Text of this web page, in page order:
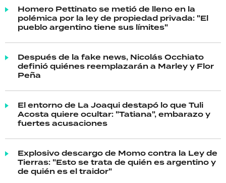
Homero Pettinato se metió de lleno en la
polémica por la ley de propiedad privada: "El
pueblo argentino tiene sus límites"
Después de la fake news, Nicolás Occhiato
definió quiénes reemplazarán a Marley y Flor
Peña
El entorno de La Joaqui destapó lo que Tuli
Acosta quiere ocultar: "Tatiana", embarazo y
fuertes acusaciones
Explosivo descargo de Momo contra la Ley de
Tierras: "Esto se trata de quién es argentino y
de quién es el traidor"